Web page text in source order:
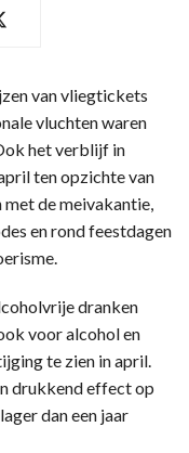
van vliegtickets
vluchten waren
het verblijf in
ten opzichte van
met de meivakantie,
en rond feestdagen
dranken
voor alcohol en
te zien in april.
drukkend effect op
dan een jaar